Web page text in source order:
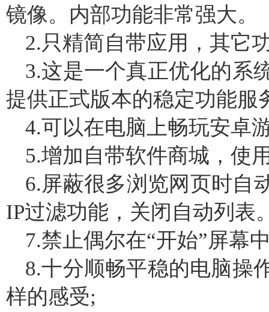
镜像。内部功能非常强大。
2.只精简自带应用，其它
3.这是一个真正优化的系
提供正式版本的稳定功能服
4.可以在电脑上畅玩安卓
5.增加自带软件商城，使
6.屏蔽很多浏览网页时自
IP过滤功能，关闭自动列表
7.禁止偶尔在“开始”屏幕
8.十分顺畅平稳的电脑操
样的感受;